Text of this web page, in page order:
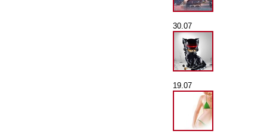
30.07
19.07